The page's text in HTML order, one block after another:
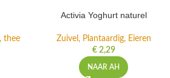
thee
Activia Yoghurt naturel
Zuivel, Plantaardig, Eieren
€2,29
NAAR AH